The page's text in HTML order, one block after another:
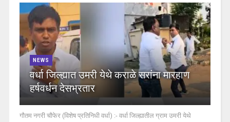
NEWS
वर्धा जिल्ह्यात उमरी येथे कराळे सरांना मारहाण
हर्षवर्धन देसभ्रतार
गौतम नगरी चौफेर (विशेष प्रतिनिधी वर्धा) :- वर्धा जिल्ह्यातील ग्राम उमरी येथे